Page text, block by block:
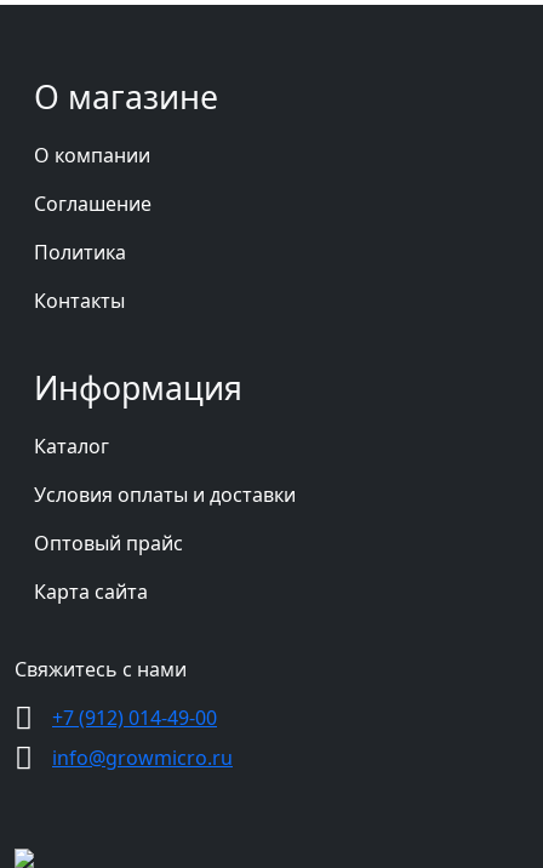
О магазине
О компании
Соглашение
Политика
Контакты
Информация
Каталог
Условия оплаты и доставки
Оптовый прайс
Карта сайта
Свяжитесь с нами
+7 (912) 014-49-00
info@growmicro.ru